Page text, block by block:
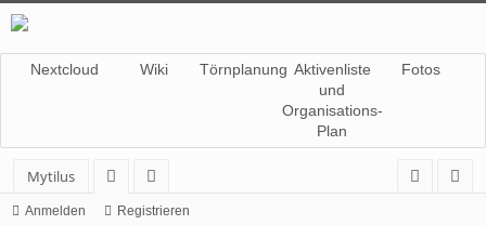
Nextcloud Wiki Törnplanung Aktivenliste
und
Organisations-
Plan
Fotos
Mytilus
or
itg
Anmelden Registrieren